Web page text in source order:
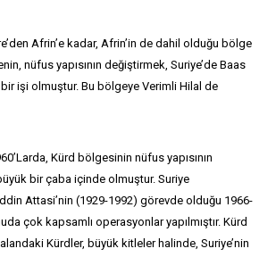
Afrin’e kadar, Afrin’in de dahil olduğu bölge
nüfus yapısının değiştirmek, Suriye’de Baas
işi olmuştur. Bu bölgeye Verimli Hilal de
Kürd bölgesinin nüfus yapısının
bir çaba içinde olmuştur. Suriye
Attasi’nin (1929-1992) görevde olduğu 1966-
çok kapsamlı operasyonlar yapılmıştır. Kürd
Kürdler, büyük kitleler halinde, Suriye’nin